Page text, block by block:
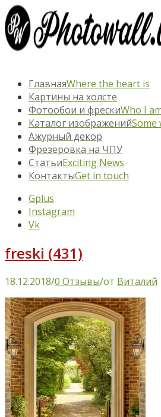
ГлавнаяWhere the heart is
Картины на холсте
Фотообои и фрескиWho I
Каталог изображенийSome
Ажурный декор
Фрезеровка на ЧПУ
СтатьиExciting News
КонтактыGet in touch
Gplus
Instagram
Vk
freski (431)
18.12.2018/0 Отзывы/от Виталий